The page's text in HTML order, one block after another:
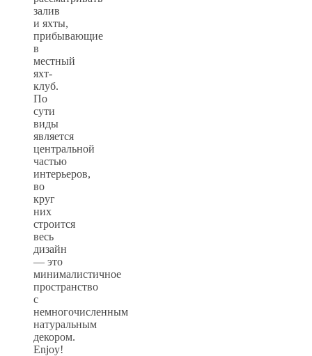
залив
и яхты,
прибывающие
в
местный
яхт-
клуб.
По
сути
виды
является
центральной
частью
интерьеров,
во
круг
них
строится
весь
дизайн
— это
минималистичное
пространство
с
немногочисленным
натуральным
декором.
Enjoy!